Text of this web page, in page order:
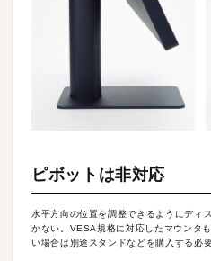
ピボットは非対応
水平方向の位置を調整できるようにディ
かない。VESA規格に対応したマウンタ
い場合は別途スタンドなどを購入する必要